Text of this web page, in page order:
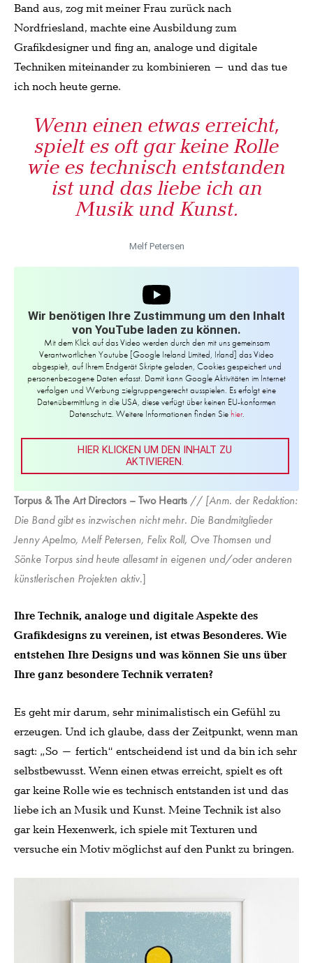
Band aus, zog mit meiner Frau zurück nach
Nordfriesland, machte eine Ausbildung zum
Grafikdesigner und fing an, analoge und digitale
Techniken miteinander zu kombinieren – und das tue
ich noch heute gerne.
Wenn einen etwas erreicht,
spielt es oft gar keine Rolle
wie es technisch entstanden
ist und das liebe ich an
Musik und Kunst.
Melf Petersen
Wir benötigen Ihre Zustimmung um den Inhalt
von YouTube laden zu können.
Mit dem Klick auf das Video werden durch den mit uns gemeinsam
Verantwortlichen Youtube [Google Ireland Limited, Irland] das Video
abgespielt, auf Ihrem Endgerät Skripte geladen, Cookies gespeichert und
personenbezogene Daten erfasst. Damit kann Google Aktivitäten im Internet
verfolgen und Werbung zielgruppengerecht ausspielen. Es erfolgt eine
Datenübermittlung in die USA, diese verfügt über keinen EU-konformen
Datenschutz. Weitere Informationen finden Sie hier.
HIER KLICKEN UM DEN INHALT ZU
AKTIVIEREN.
Torpus & The Art Directors – Two Hearts // [Anm. der Redaktion:
Die Band gibt es inzwischen nicht mehr. Die Bandmitglieder
Jenny Apelmo, Melf Petersen, Felix Roll, Ove Thomsen und
Sönke Torpus sind heute allesamt in eigenen und/oder anderen
künstlerischen Projekten aktiv.]
Ihre Technik, analoge und digitale Aspekte des
Grafikdesigns zu vereinen, ist etwas Besonderes. Wie
entstehen Ihre Designs und was können Sie uns über
Ihre ganz besondere Technik verraten?
Es geht mir darum, sehr minimalistisch ein Gefühl zu
erzeugen. Und ich glaube, dass der Zeitpunkt, wenn man
sagt: „So – fertich“ entscheidend ist und da bin ich sehr
selbstbewusst. Wenn einen etwas erreicht, spielt es oft
gar keine Rolle wie es technisch entstanden ist und das
liebe ich an Musik und Kunst. Meine Technik ist also
gar kein Hexenwerk, ich spiele mit Texturen und
versuche ein Motiv möglichst auf den Punkt zu bringen.